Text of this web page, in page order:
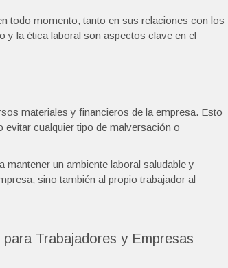
todo momento, tanto en sus relaciones con los
la ética laboral son aspectos clave en el
materiales y financieros de la empresa. Esto
cualquier tipo de malversación o
un ambiente laboral saludable y
sino también al propio trabajador al
Trabajadores y Empresas